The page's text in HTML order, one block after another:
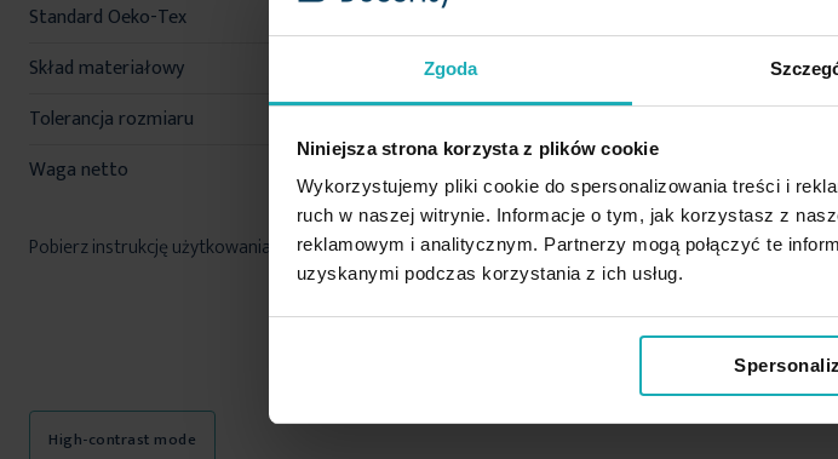
Zgoda
Niniejsza strona korzysta z plików cookie
Wykorzystujemy pliki cookie do spersonalizowania treści i
ruch w naszej witrynie. Informacje o tym, jak korzystasz z
reklamowym i analitycznym. Partnerzy mogą połączyć te
uzyskanymi podczas korzystania z ich usług.
Standard Oeko-Tex
Skład materiałowy
100% bawełna
Tolerancja rozmiaru
Waga netto
Pobierz instrukcję użytkowania i bezpieczeństwa produktu
High-contrast mode